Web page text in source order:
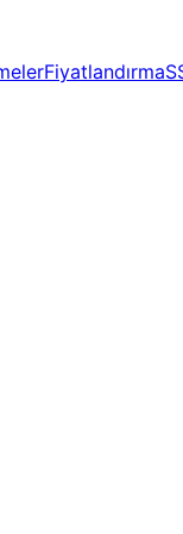
Fiyatlandırma